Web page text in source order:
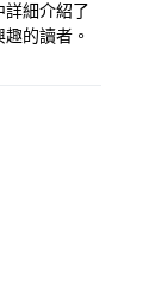
詳細介紹了
的讀者。